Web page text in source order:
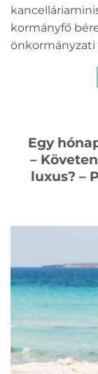
kormányfő
önkormányzati
Egy
–
luxus? –